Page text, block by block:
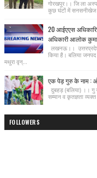
गोरखपुर।। जि ला
कुछ घंटों में सनसनीखेज
20 आईएएस
अधिकारी आलोक
लखनऊ।।
किया है। बलिया
मथुरा वृन्...
एक पेड़ गुरु के नाम :
दुबहड़ (बलिया) ।।
सम्मान व कृतज्ञता
FOLLOWERS